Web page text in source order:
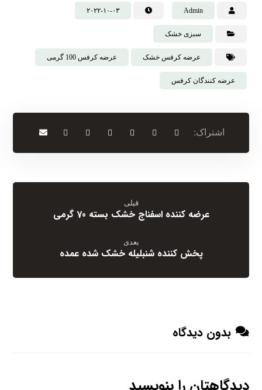
Admin ۲۰۲۲-۱۰-۰۳
سبزی خشک
عرضه کرفس خشک عرضه کرفس 100 گرمی
عرضه کنندگان کرفس
قبلی
عرضه کننده اسفناج خشک بسته 70 گرمی
بعدی
پخش کننده شنبلیله خشک شده عمده
بدون دیدگاه